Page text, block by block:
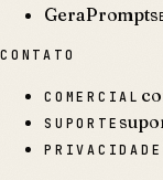
GeraPrompts
CONTATO
COMERCIAL
SUPORTE